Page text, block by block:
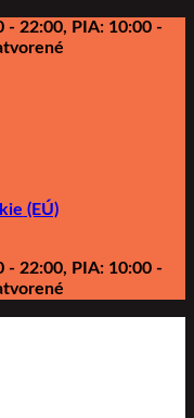
- 22:00, PIA: 10:00 -
(EÚ)
- 22:00, PIA: 10:00 -